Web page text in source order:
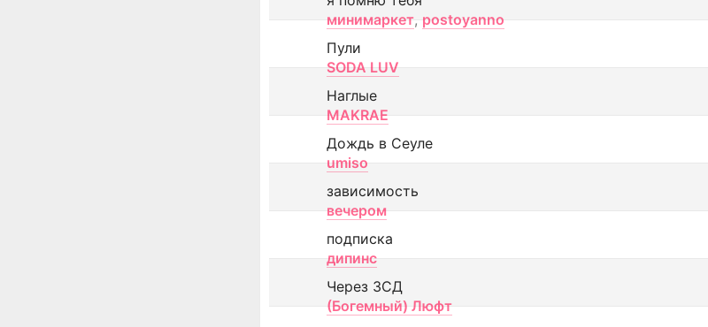
минимаркет, postoyanno
Пули
SODA LUV
Наглые
MAKRAE
Дождь в Сеуле
umiso
зависимость
вечером
подписка
дипинс
Через ЗСД
(Богемный) Люфт